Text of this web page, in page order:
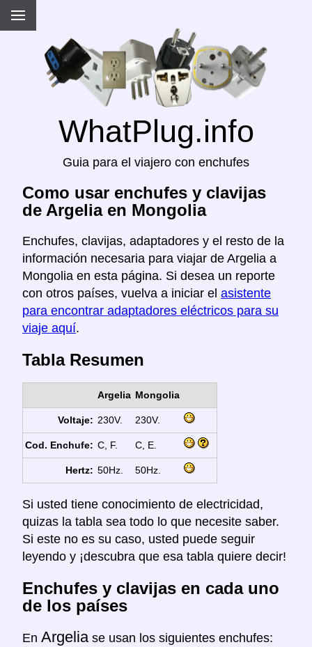
WhatPlug.info
Guia para el viajero con enchufes
Como usar enchufes y clavijas
de Argelia en Mongolia
Enchufes, clavijas, adaptadores y el resto de la
información necesaria para viajar de Argelia a
Mongolia en esta página. Si desea un reporte
con otros países, vuelva a iniciar el asistente
para encontrar adaptadores eléctricos para su
viaje aquí.
Tabla Resumen
Argelia Mongolia
Voltaje: 230V. 230V.
Cod. Enchufe: C, F. C, E.
Hertz: 50Hz. 50Hz.
Si usted tiene conocimiento de electricidad,
quizas la tabla sea todo lo que necesite saber.
Si este no es su caso, usted puede seguir
leyendo y ¡descubra que esa tabla quiere decir!
Enchufes y clavijas en cada uno
de los países
En Argelia se usan los siguientes enchufes: